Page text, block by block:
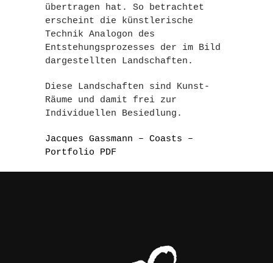
übertragen hat. So betrachtet
erscheint die künstlerische
Technik Analogon des
Entstehungsprozesses der im Bild
dargestellten Landschaften.
Diese Landschaften sind Kunst-
Räume und damit frei zur
Individuellen Besiedlung.
Jacques Gassmann – Coasts –
Portfolio PDF